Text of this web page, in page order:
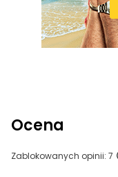
Ocena
Zablokowanych opinii: 7